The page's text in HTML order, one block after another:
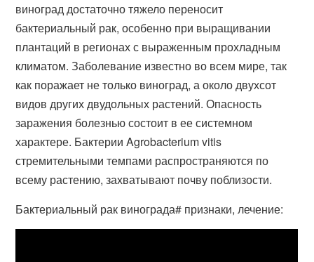
виноград достаточно тяжело переносит
бактериальный рак, особенно при выращивании
плантаций в регионах с выраженным прохладным
климатом. Заболевание известно во всем мире, так
как поражает не только виноград, а около двухсот
видов других двудольных растений. Опасность
заражения болезнью состоит в ее системном
характере. Бактерии Agrobacterium vitis
стремительными темпами распространяются по
всему растению, захватывают почву поблизости.
Бактериальный рак винограда# признаки, лечение: